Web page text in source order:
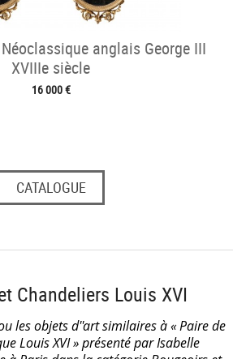
anglais George III
XVIIIe siècle
16 000 €
CATALOGUE
Chandeliers Louis XVI
les objets d''art similaires à « Paire de
Louis XVI » présenté par Isabelle